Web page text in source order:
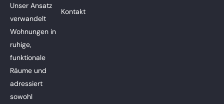
Unser Ansatz
verwandelt
Wohnungen in
ruhige,
funktionale
Räume und
adressiert
sowohl
Kontakt